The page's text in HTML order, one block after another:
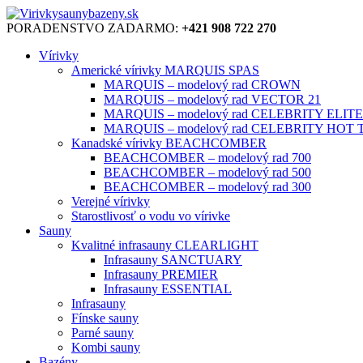
PORADENSTVO ZADARMO: +421 908 722 270
Vírivky
Americké vírivky MARQUIS SPAS
MARQUIS – modelový rad CROWN
MARQUIS – modelový rad VECTOR 21
MARQUIS – modelový rad CELEBRITY ELITE
MARQUIS – modelový rad CELEBRITY HOT
Kanadské vírivky BEACHCOMBER
BEACHCOMBER – modelový rad 700
BEACHCOMBER – modelový rad 500
BEACHCOMBER – modelový rad 300
Verejné vírivky
Starostlivosť o vodu vo vírivke
Sauny
Kvalitné infrasauny CLEARLIGHT
Infrasauny SANCTUARY
Infrasauny PREMIER
Infrasauny ESSENTIAL
Infrasauny
Fínske sauny
Parné sauny
Kombi sauny